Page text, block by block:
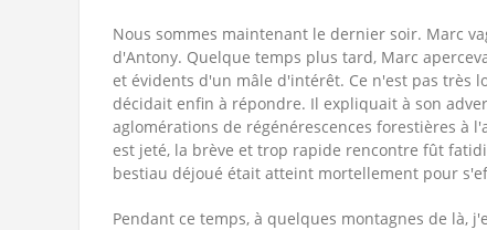
Nous sommes maintenant le dernier soir. Marc
d'Antony. Quelque temps plus tard, Marc
et évidents d'un mâle d'intérêt. Ce n'est pas très
décidait enfin à répondre. Il expliquait à son
aglomérations de régénérescences forestières à
est jeté, la brève et trop rapide rencontre fût
bestiau déjoué était atteint mortellement pour
Pendant ce temps, à quelques montagnes de là,